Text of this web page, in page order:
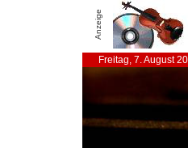
Anzeige
Freitag, 7. August